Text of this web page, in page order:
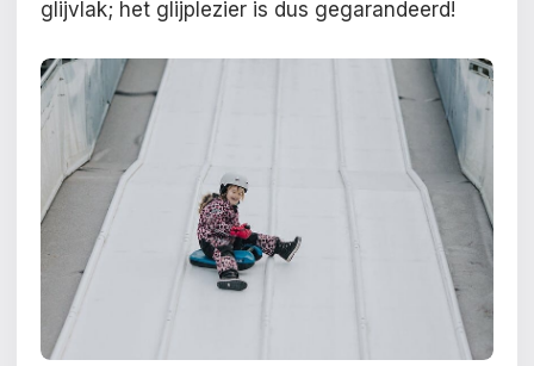
glijvlak; het glijplezier is dus gegarandeerd!